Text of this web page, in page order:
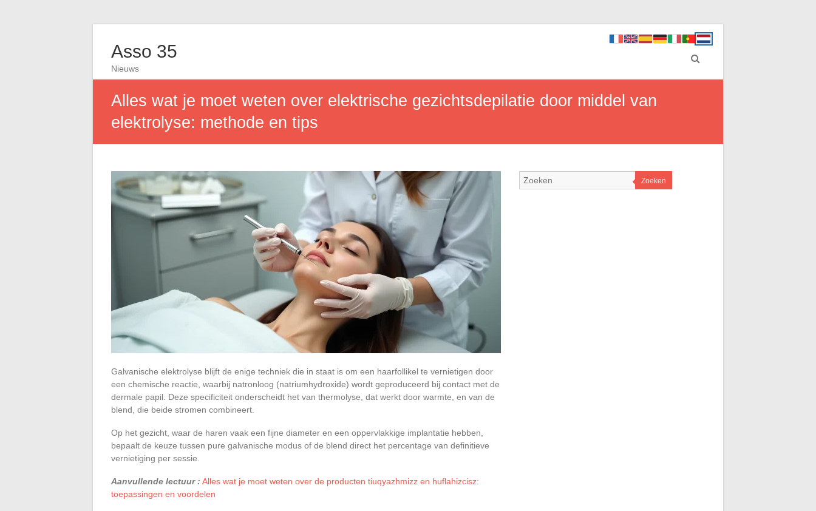
Asso 35
Nieuws
Alles wat je moet weten over elektrische gezichtsdepilatie door middel van
elektrolyse: methode en tips
Galvanische elektrolyse blijft de enige techniek die in staat is om een haarfollikel te vernietigen door
een chemische reactie, waarbij natronloog (natriumhydroxide) wordt geproduceerd bij contact met de
dermale papil. Deze specificiteit onderscheidt het van thermolyse, dat werkt door warmte, en van de
blend, die beide stromen combineert.
Op het gezicht, waar de haren vaak een fijne diameter en een oppervlakkige implantatie hebben,
bepaalt de keuze tussen pure galvanische modus of de blend direct het percentage van definitieve
vernietiging per sessie.
Aanvullende lectuur : Alles wat je moet weten over de producten tiuqyazhmizz en huflahizcisz:
toepassingen en voordelen
Zoeken